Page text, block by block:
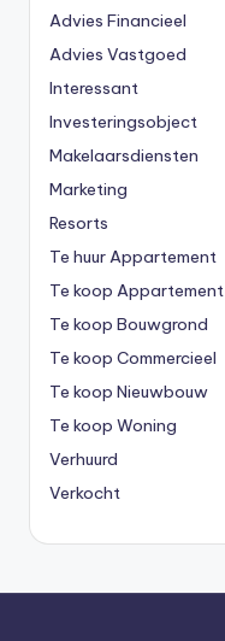
Advies Financieel
Advies Vastgoed
Interessant
Investeringsobject
Makelaarsdiensten
Marketing
Resorts
Te huur Appartement
Te koop Appartement
Te koop Bouwgrond
Te koop Commercieel
Te koop Nieuwbouw
Te koop Woning
Verhuurd
Verkocht